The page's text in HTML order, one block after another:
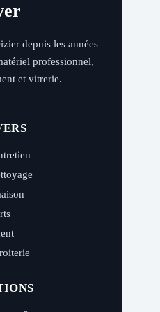
depuis les années
professionnel,
et vitrerie.